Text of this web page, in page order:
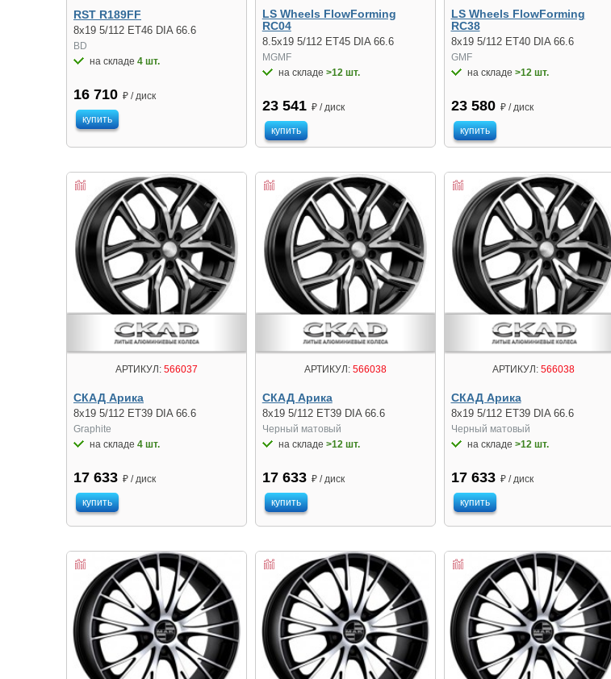
RST R189FF
8x19 5/112 ET46 DIA 66.6
BD
на складе 4 шт.
16 710 ₽ / диск
купить
LS Wheels FlowForming
RC04
8.5x19 5/112 ET45 DIA 66.6
MGMF
на складе >12 шт.
23 541 ₽ / диск
купить
LS Wheels FlowForming
RC38
8x19 5/112 ET40 DIA 66.6
GMF
на складе >12 шт.
23 580 ₽ / диск
купить
АРТИКУЛ:566037
СКАД Арика
8x19 5/112 ET39 DIA 66.6
Graphite
на складе 4 шт.
17 633 ₽ / диск
купить
АРТИКУЛ:566038
СКАД Арика
8x19 5/112 ET39 DIA 66.6
Черный матовый
на складе >12 шт.
17 633 ₽ / диск
купить
АРТИКУЛ: 566038
СКАД Арика
8x19 5/112 ET39 DIA 66.6
Черный матовый
на складе >12 шт.
17 633 ₽ / диск
купить